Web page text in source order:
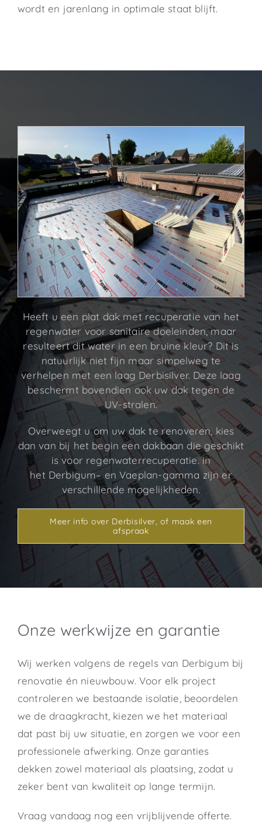
wordt en jarenlang in optimale staat blijft.
Heeft u een plat dak met recuperatie van het
regenwater voor sanitaire doeleinden, maar
resulteert dit water in een bruine kleur? Dit is
natuurlijk niet fijn maar simpelweg te
verhelpen met een laag Derbisilver. Deze laag
beschermt bovendien ook uw dak tegen de
UV-stralen.
Overweegt u om uw dak te renoveren, kies
dan van bij het begin een dakbaan die geschikt
is voor regenwaterrecuperatie. In
het Derbigum– en Vaeplan-gamma zijn er
verschillende mogelijkheden.
Meer info over Derbisilver, of maak een
afspraak
Onze werkwijze en garantie
Wij werken volgens de regels van Derbigum bij
renovatie én nieuwbouw. Voor elk project
controleren we bestaande isolatie, beoordelen
we de draagkracht, kiezen we het materiaal
dat past bij uw situatie, en zorgen we voor een
professionele afwerking. Onze garanties
dekken zowel materiaal als plaatsing, zodat u
zeker bent van kwaliteit op lange termijn.
Vraag vandaag nog een vrijblijvende offerte.